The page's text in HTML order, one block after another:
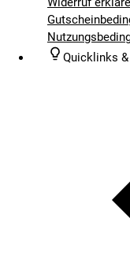
Quicklinks